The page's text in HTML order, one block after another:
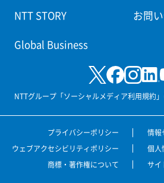
NTT STORY お問
Global Business
NTTグループ「ソーシャルメディア利用規約
プライバシーポリシー
情報
ウェブアクセシビリティポリシー
個人
商標・著作権について
サイ